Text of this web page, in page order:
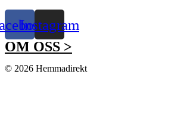
Instagram
OM OSS >
© 2026 Hemmadirekt